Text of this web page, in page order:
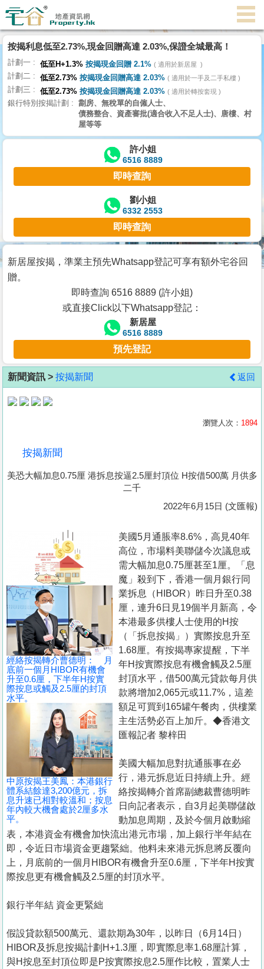
理
主
頁
搵
樓/
交
業
主
宅
谷
按
客
地
產
據
冊
關
於
我
們
按揭利息低至2.73%,現金回贈高達 2.03%,保證全城最高！
計劃一 低至H+1.3% 按揭現金回贈 2.1% 適用於新居屋
計劃二 低至2.73% 按揭現金回贈高達 2.03% 適用於一手及二手私樓
計劃三 低至2.73% 按揭現金回贈高達 2.03% 適用於轉按套現
銀行特別按揭計劃
劏房、無稅單的自僱人士、
債務整合、資產審批(適合收入不足人士)、唐樓、村
屋等等
許小姐
6516 8889
即時查詢
劉小姐
6332 2553
即時查詢
新居屋按揭，準業主預先Whatsapp登記可享有額外宅谷回
贈。
即時查詢 6516 8889 (許小姐)
或直接Click以下Whatsapp登記：
新居屋
6516 8889
預先登記
新聞資訊 > 按揭新聞 返回
瀏覽人次： 1894
按揭新聞
美恐大幅加息0.75厘 港拆息按逼2.5厘封頂位 H按借500萬 月供多
二千
2022年6月15日 (文匯報)
經絡按揭轉介曹德明： 月
底前一個月HIBOR有機會
升至0.6厘，下半年H按實
際按息或觸及2.5厘的封頂
水平。
中原按揭王美鳳：本港銀行
體系結餘達3,200億元，拆
息升速已相對較溫和；按息
年內較大機會處於2厘多水
平。
美國5月通脹率8.6%，高見40年
高位，市場料美聯儲今次議息或
需大幅加息0.75厘甚至1厘。「息
魔」殺到下，香港一個月銀行同
業拆息（HIBOR）昨日升至0.38
厘，連升6日見19個半月新高，令
本港最多供樓人士使用的H按
（「拆息按揭」）實際按息升至
1.68厘。有按揭專家提醒，下半
年H按實際按息有機會觸及2.5厘
封頂水平，借500萬元貸款每月供
款將增加2,065元或11.7%，這差
額足可買到165罐午餐肉，供樓業
主生活勢必百上加斤。◆香港文
匯報記者 黎梓田
美國大幅加息對抗通脹事在必
行，港元拆息近日持續上升。經
絡按揭轉介首席副總裁曹德明昨
日向記者表示，自3月起美聯儲啟
動加息周期，及於今個月啟動縮
表，本港資金有機會加快流出港元市場，加上銀行半年結在
即，令近日市場資金更趨緊絀。他料未來港元拆息將反覆向
上，月底前的一個月HIBOR有機會升至0.6厘，下半年H按實
際按息更有機會觸及2.5厘的封頂水平。
銀行半年結 資金更緊絀
假設貸款額500萬元、還款期為30年，以昨日（6月14日）
HIBOR及拆息按揭計劃H+1.3厘，即實際息率1.68厘計算，
與H按息至封頂位即是P按實際按息2.5厘作比較，置業人士